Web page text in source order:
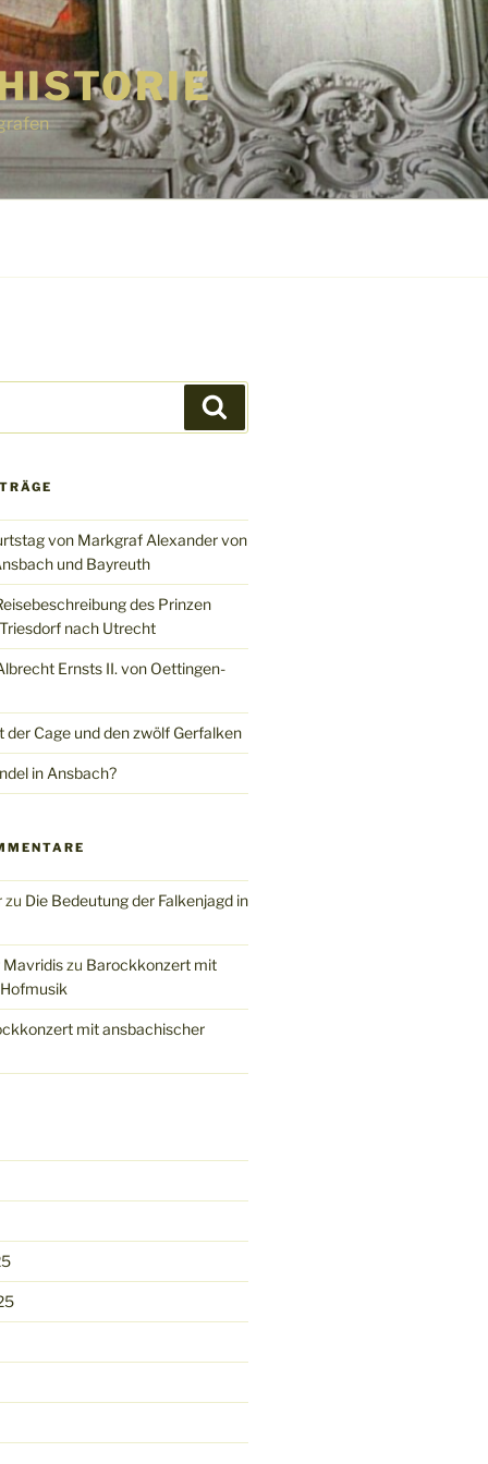
von Markgraf Alexander von
und Bayreuth
des Prinzen
nach Utrecht
Ernsts II. von Oettingen-
der Cage und den zwölf Gerfalken
in Ansbach?
zu Die Bedeutung der Falkenjagd in
Mavridiszu Barockkonzert mit
mit ansbachischer